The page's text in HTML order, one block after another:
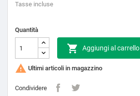
Tasse incluse
Quantità
 Aggiungi al carrello
 Ultimi articoli in magazzino
Condividere